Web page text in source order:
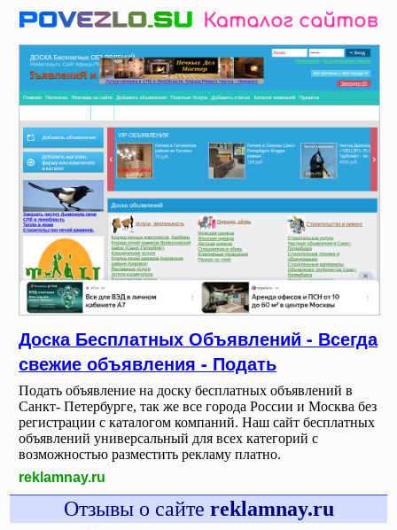
Доска Бесплатных Объявлений - Всегда
свежие объявления - Подать
Подать объявление на доску бесплатных объявлений в
Санкт- Петербурге, так же все города России и Москва без
регистрации с каталогом компаний. Наш сайт бесплатных
объявлений универсальный для всех категорий с
возможностью разместить рекламу платно.
reklamnay.ru
Отзывы о сайте reklamnay.ru